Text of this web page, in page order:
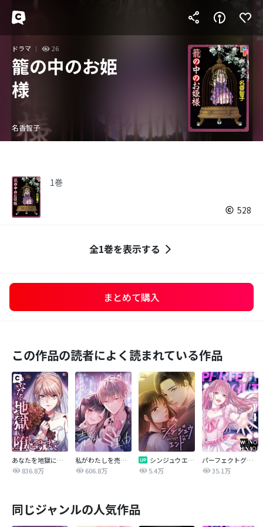
ドラマ 26
籠の中のお姫
様
名香智子
1巻
528
全1巻を表示する
まとめて購入
この作品の読者によく読まれている作品
あなたを地獄に堕とすまで
836.8万
私がわたしを売る理由
606.8万
シンジュウエンド【タテヨミ】
5.4万
パーフェクトグリッター
35.1万
同じジャンルの人気作品